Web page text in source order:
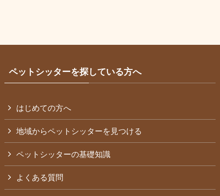
ペットシッターを探している方へ
はじめての方へ
地域からペットシッターを見つける
ペットシッターの基礎知識
よくある質問